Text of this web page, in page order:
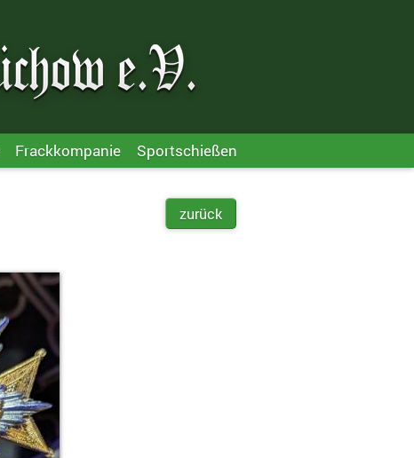
Frackkompanie Sportschießen
zurück